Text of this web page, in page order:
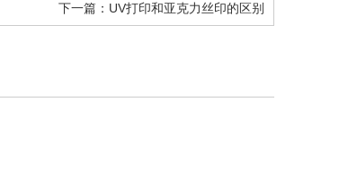
下一篇： UV打印和亚克力丝印的区别